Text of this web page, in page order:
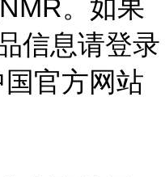
。如果
信息请登录
官方网站